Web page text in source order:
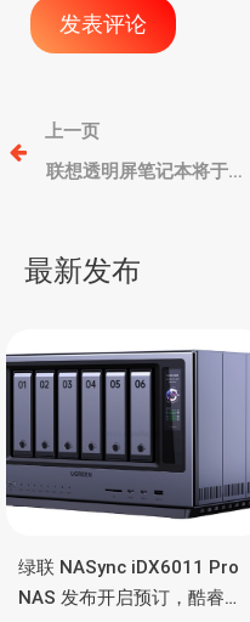
文
章
航
上一页
联想透明屏笔记本将于
的
最新发布
绿联 NASync iDX6011 Pro
NAS 发布开启预订，酷睿